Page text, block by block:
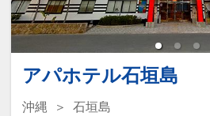
アパホテル石垣島
沖縄
石垣島